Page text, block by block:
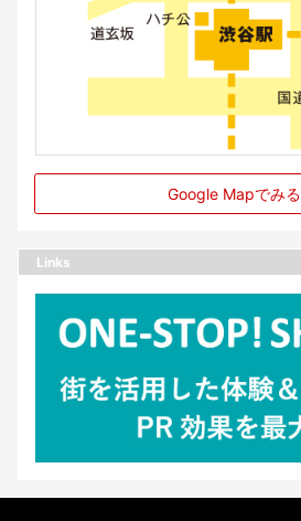
Google Mapでみる
Links